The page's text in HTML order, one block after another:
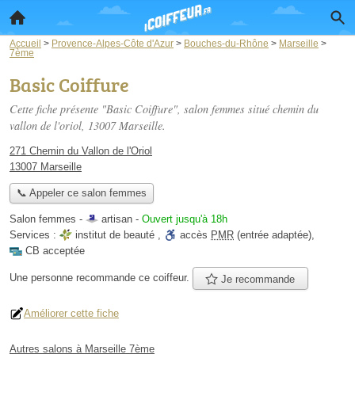
Accueil > Provence-Alpes-Côte d'Azur > Bouches-du-Rhône > Marseille >
7ème
Basic Coiffure
Cette fiche présente "Basic Coiffure", salon femmes situé chemin du
vallon de l'oriol, 13007 Marseille.
271 Chemin du Vallon de l'Oriol
13007 Marseille
📞 Appeler ce salon femmes
Salon femmes - artisan - Ouvert jusqu'à 18h
Services :
institut de beauté , accès PMR (entrée adaptée),
CB acceptée
Une personne recommande ce coiffeur. Je recommande
Améliorer cette fiche
Autres salons à Marseille 7ème